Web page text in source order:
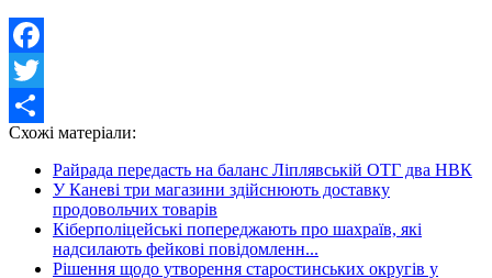
Facebook
Twitter
Share
Схожі матеріали:
Райрада передасть на баланс Ліплявській ОТГ два НВК
У Каневі три магазини здійснюють доставку
продовольчих товарів
Кіберполіцейські попереджають про шахраїв, які
надсилають фейкові повідомленн...
Рішення щодо утворення старостинських округів у